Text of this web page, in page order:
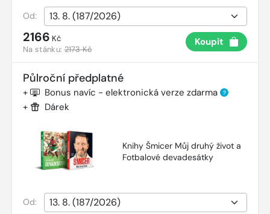
Od:
2166 Kč
Na stánku:2173 Kč
Koupit
Půlroční předplatné
+ Bonus navíc - elektronická verze zdarma ?
+ Dárek
Knihy Šmicer Můj druhý život a
Fotbalové devadesátky
Od: